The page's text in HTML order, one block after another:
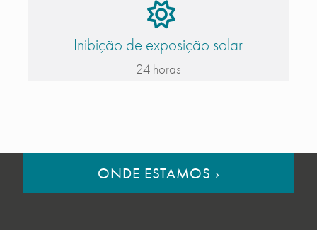
Inibição de exposição solar
24 horas
ONDE ESTAMOS ›